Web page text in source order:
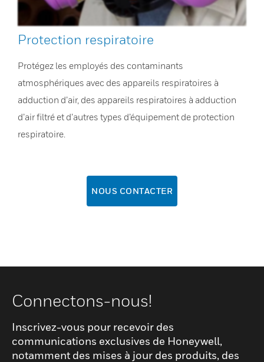
Protection respiratoire
Protégez les employés des contaminants
atmosphériques avec des appareils respiratoires à
adduction d’air, des appareils respiratoires à adduction
d’air filtré et d’autres types d’équipement de protection
respiratoire.
NOUS CONTACTER
Connectons-nous!
Inscrivez-vous pour recevoir des
communications exclusives de Honeywell,
notamment des mises à jour des produits, des